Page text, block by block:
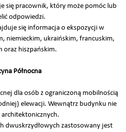
się pracownik, który może pomóc lub
odpowiedzi.
się informacja o ekspozycji w
niemieckim, ukraińskim, francuskim,
oraz hiszpańskim.
Północna
dla osób z ograniczoną mobilnością
elewacji. Wewnątrz budynku nie
architektonicznych.
zastosowany jest